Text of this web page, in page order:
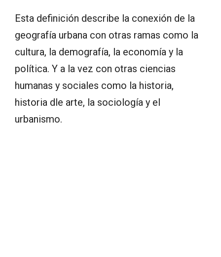
Esta definición describe la conexión de la
geografía urbana con otras ramas como la
cultura, la demografía, la economía y la
política. Y a la vez con otras ciencias
humanas y sociales como la historia,
historia dle arte, la sociología y el
urbanismo.